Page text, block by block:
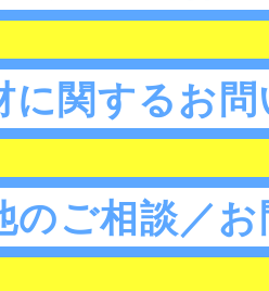
に関するお
のご相談／